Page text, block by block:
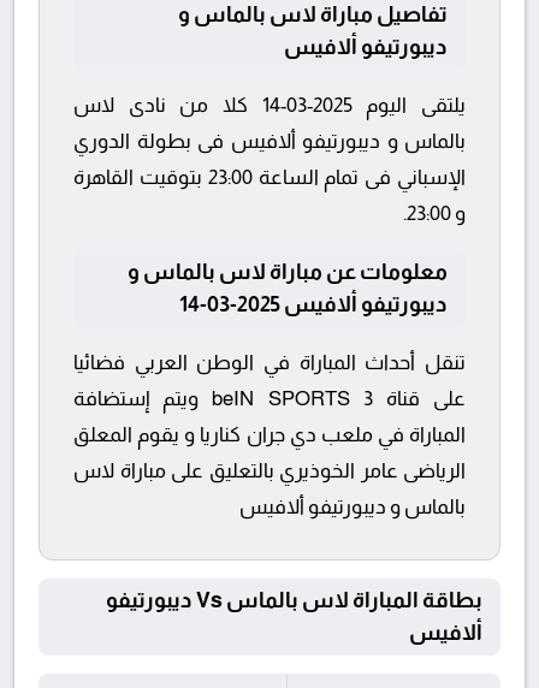
تفاصيل مباراة لاس بالماس و
ديبورتيفو ألافيس
يلتقى اليوم 2025-03-14 كلا من نادى لاس
بالماس و ديبورتيفو ألافيس فى بطولة الدوري
الإسباني فى تمام الساعة 23:00 بتوقيت القاهرة
و 23:00.
معلومات عن مباراة لاس بالماس و
ديبورتيفو ألافيس 2025-03-14
تنقل أحداث المباراة في الوطن العربي فضائيا
على قناة beIN SPORTS 3 ويتم إستضافة
المباراة في ملعب دي جران كناريا و يقوم المعلق
الرياضى عامر الخوذيري بالتعليق على مباراة لاس
بالماس و ديبورتيفو ألافيس
بطاقة المباراة لاس بالماس Vs ديبورتيفو
ألافيس